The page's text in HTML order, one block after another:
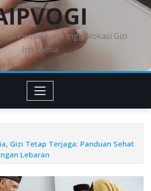
Pendidikan Tinggi Vokasi Gizi
Indonesia
Gizi Tetap Terjaga: Panduan Sehat
Lebaran